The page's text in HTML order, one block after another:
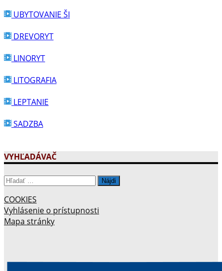
UBYTOVANIE ŠI
DREVORYT
LINORYT
LITOGRAFIA
LEPTANIE
SADZBA
VYHĽADÁVAČ
Hľadať:
COOKIES
Vyhlásenie o prístupnosti
Mapa stránky